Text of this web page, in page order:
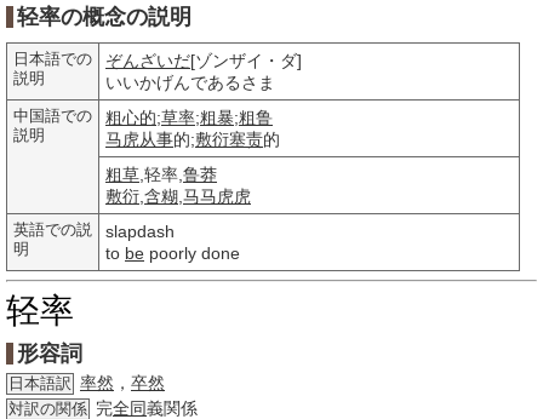
轻率の概念の説明
日本語での
説明
ぞんざいだ[ゾンザイ・ダ]
いいかげんであるさま
中国語での
説明
粗心的;草率;粗暴;粗鲁
马虎从事的;敷衍塞责的
粗草 ,轻率, 鲁莽
敷衍 含糊 马马虎虎
英語での説
明
slapdash
to be poorly done
轻率
形容詞
日本語訳 率然 ， 卒然
対訳の関係 完全同義関係